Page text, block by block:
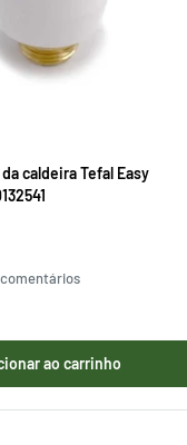
caldeira Tefal Easy
ao carrinho